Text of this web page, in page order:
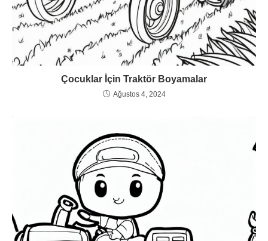
Çocuklar İçin Traktör Boyamalar
Ağustos 4, 2024